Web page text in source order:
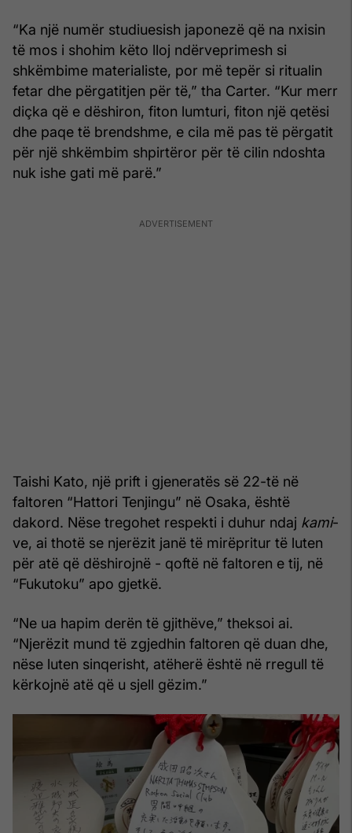
“Ka një numër studiuesish japonezë që na nxisin
të mos i shohim këto lloj ndërveprimesh si
shkëmbime materialiste, por më tepër si ritualin
fetar dhe përgatitjen për të,” tha Carter. “Kur merr
diçka që e dëshiron, fiton lumturi, fiton një qetësi
dhe paqe të brendshme, e cila më pas të përgatit
për një shkëmbim shpirtëror për të cilin ndoshta
nuk ishe gati më parë.”
Taishi Kato, një prift i gjeneratës së 22-të në
faltoren “Hattori Tenjingu” në Osaka, është
dakord. Nëse tregohet respekti i duhur ndaj kami-
ve, ai thotë se njerëzit janë të mirëpritur të luten
për atë që dëshirojnë - qoftë në faltoren e tij, në
“Fukutoku” apo gjetkë.
“Ne ua hapim derën të gjithëve,” theksoi ai.
“Njerëzit mund të zgjedhin faltoren që duan dhe,
nëse luten sinqerisht, atëherë është në rregull të
kërkojnë atë që u sjell gëzim.”